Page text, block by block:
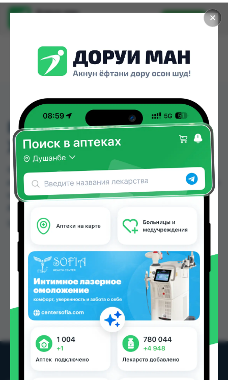
✕
Доруи ман
Установить
INSOLE FULL SILICONE
XL TYNOR
INSOLE FULL SILICONE XL TYNOR можно купить
или заказать в аптеках, Нишон №1, Нишон №3 по
цене от 150.00 TJS до 150.00 TJS в Душанбе и
Цена: от150.00 TJS